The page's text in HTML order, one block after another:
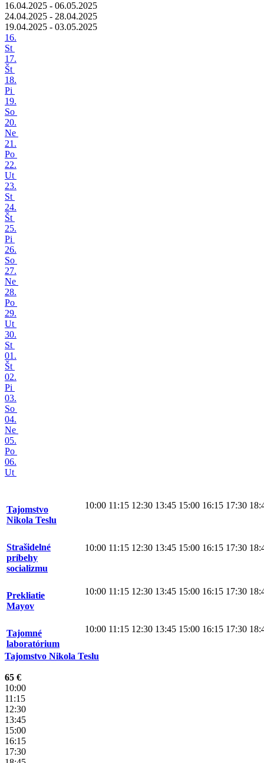
16.04.2025 - 06.05.2025
24.04.2025 - 28.04.2025
19.04.2025 - 03.05.2025
16.
St
17.
Št
18.
Pi
19.
So
20.
Ne
21.
Po
22.
Ut
23.
St
24.
Št
25.
Pi
26.
So
27.
Ne
28.
Po
29.
Ut
30.
St
01.
Št
02.
Pi
03.
So
04.
Ne
05.
Po
06.
Ut
Tajomstvo
Nikola Teslu
10:00 11:15 12:30 13:45 15:00 16:15 17:30
Strašidelné
príbehy
socializmu
10:00 11:15 12:30 13:45 15:00 16:15 17:30
Prekliatie
Mayov
10:00 11:15 12:30 13:45 15:00 16:15 17:30
Tajomné
laboratórium
10:00 11:15 12:30 13:45 15:00 16:15 17:30
Tajomstvo Nikola Teslu
65 €
10:00
11:15
12:30
13:45
15:00
16:15
17:30